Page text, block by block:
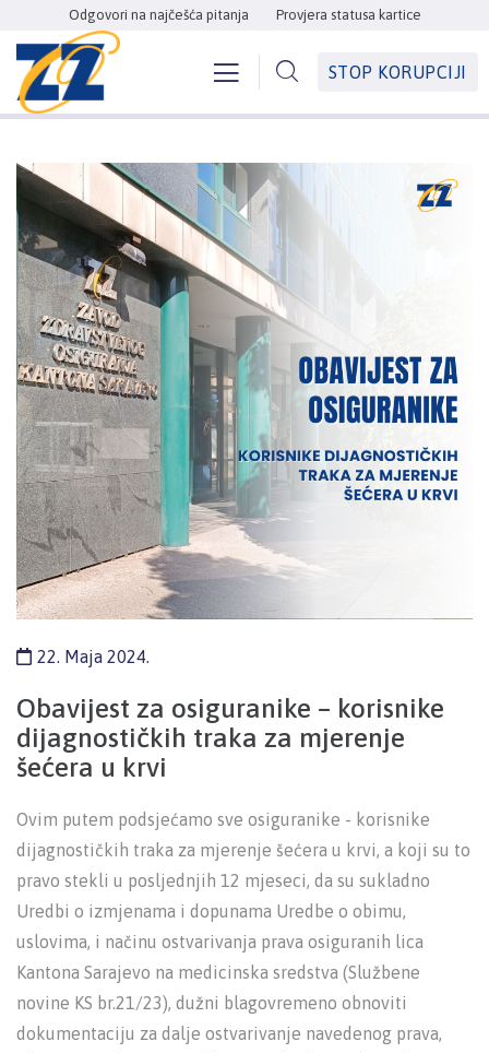
Odgovori na najčešća pitanja Provjera statusa kartice
STOP KORUPCIJI
22. Maja 2024.
Obavijest za osiguranike – korisnike
dijagnostičkih traka za mjerenje
šećera u krvi
Ovim putem podsjećamo sve osiguranike - korisnike
dijagnostičkih traka za mjerenje šećera u krvi, a koji su to
pravo stekli u posljednjih 12 mjeseci, da su sukladno
Uredbi o izmjenama i dopunama Uredbe o obimu,
uslovima, i načinu ostvarivanja prava osiguranih lica
Kantona Sarajevo na medicinska sredstva (Službene
novine KS br.21/23), dužni blagovremeno obnoviti
dokumentaciju za dalje ostvarivanje navedenog prava,